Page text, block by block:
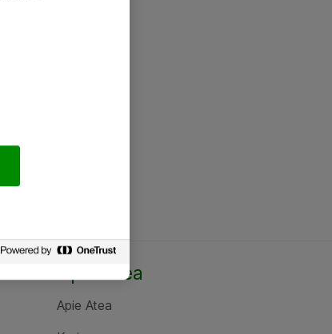
Apie Atea
Apie Atea